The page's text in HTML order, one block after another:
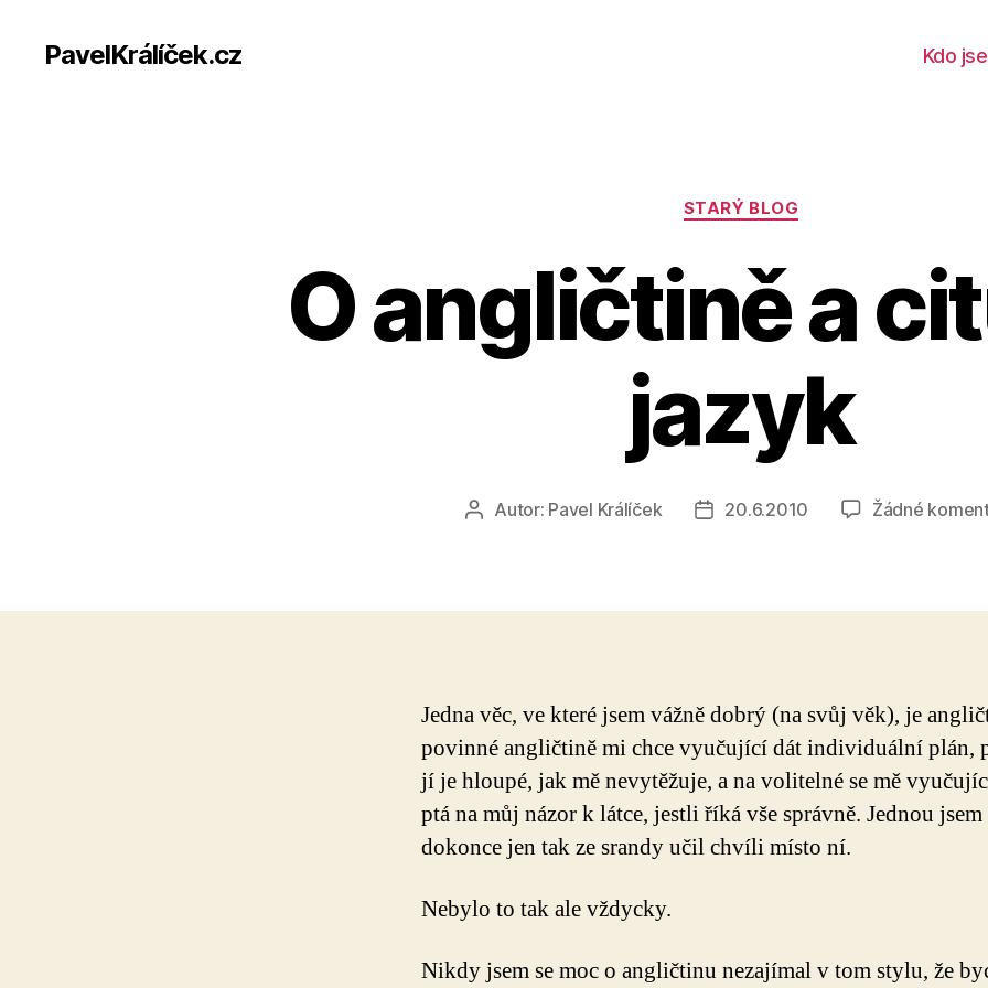
PavelKrálíček.cz Kdo
Rubriky
STARÝ BLOG
O angličtině a
jazyk
AutorAutor: Pavel Králíček
Datum
20.6.2010 Žádné
Jedna věc, ve které jsem vážně dobrý (na svůj věk), je
povinné angličtině mi chce vyučující dát individuální plán,
jí je hloupé, jak mě nevytěžuje, a na volitelné se mě
ptá na můj názor k látce, jestli říká vše správně. Jednou jsem
dokonce jen tak ze srandy učil chvíli místo ní.
Nebylo to tak ale vždycky.
Nikdy jsem se moc o angličtinu nezajímal v tom stylu, že